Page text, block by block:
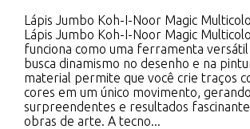
Lápis Jumbo Koh-I-Noor Magic
Lápis Jumbo Koh-I-Noor Magic
funciona como uma ferramenta
busca dinamismo no desenho e na
material permite que você crie traços
cores em um único movimento,
surpreendentes e resultados
obras de arte. A tecno...